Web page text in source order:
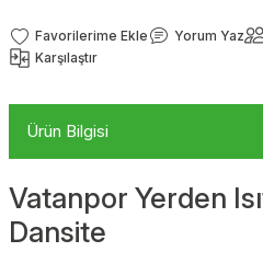
Yorum Yaz
Karşılaştır
Ürün Bilgisi
Vatanpor Yerden
Dansite